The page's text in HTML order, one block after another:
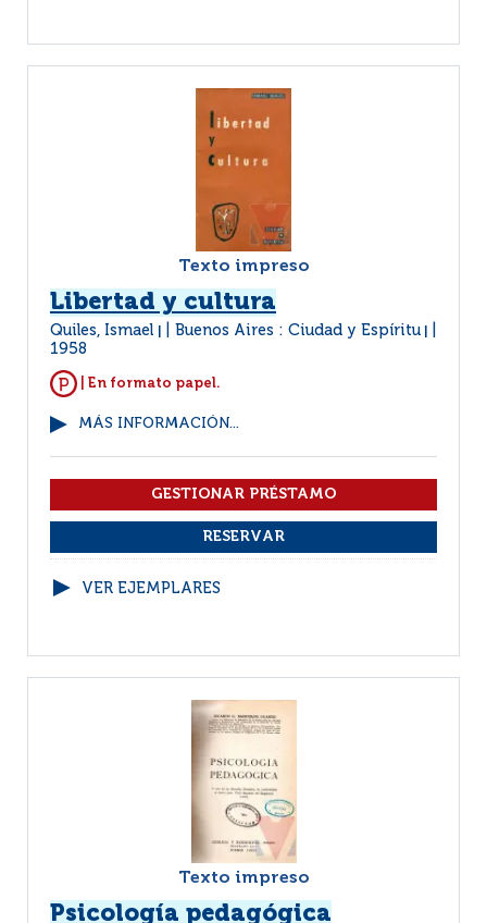
Texto impreso
Libertad y cultura
Quiles, Ismael Buenos Aires : Ciudad y Espíritu
1958
| En formato papel.
MÁS INFORMACIÓN...
VER EJEMPLARES
Texto impreso
Psicología pedagógica